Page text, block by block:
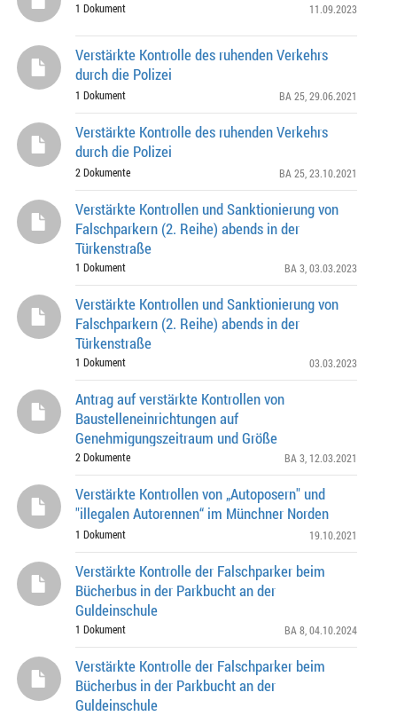
1 Dokument 11.09.2023
Verstärkte Kontrolle des ruhenden Verkehrs
durch die Polizei
1 Dokument BA 25 , 29.06.2021
Verstärkte Kontrolle des ruhenden Verkehrs
durch die Polizei
2 Dokumente BA 25 , 23.10.2021
Verstärkte Kontrollen und Sanktionierung von
Falschparkern (2. Reihe) abends in der
Türkenstraße
1 Dokument BA 3 , 03.03.2023
Verstärkte Kontrollen und Sanktionierung von
Falschparkern (2. Reihe) abends in der
Türkenstraße
1 Dokument 03.03.2023
Antrag auf verstärkte Kontrollen von
Baustelleneinrichtungen auf
Genehmigungszeitraum und Größe
2 Dokumente BA 3 , 12.03.2021
Verstärkte Kontrollen von „Autoposern" und
"illegalen Autorennen“ im Münchner Norden
1 Dokument 19.10.2021
Verstärkte Kontrolle der Falschparker beim
Bücherbus in der Parkbucht an der
Guldeinschule
1 Dokument BA 8 , 04.10.2024
Verstärkte Kontrolle der Falschparker beim
Bücherbus in der Parkbucht an der
Guldeinschule